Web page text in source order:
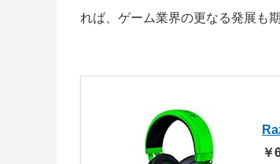
れば、ゲーム業界の更なる発展も
￥